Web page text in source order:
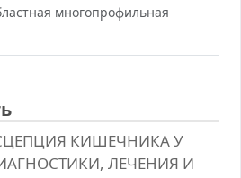
многопрофильная
КИШЕЧНИКА У
ЛЕЧЕНИЯ И